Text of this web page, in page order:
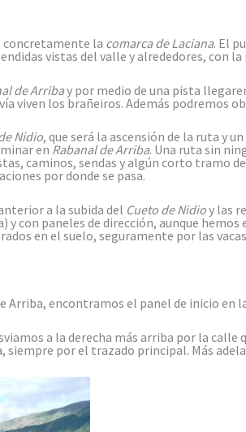
concretamente la comarca de Laciana. El
vistas del valle y alrededores, con
de Arribay por medio de una pista
viven los brañeiros. Además podremos
Nidio, que será la ascensión de la ruta y
en Rabanal de Arriba. Una ruta sin
caminos, sendas y algún corto tramo
por donde se pasa.
a la subida del Cueto de Nidioy las
con paneles de dirección, aunque
en el suelo, seguramente por las
Arriba, encontramos el panel de inicio en
a la derecha más arriba por la
por el trazado principal. Más